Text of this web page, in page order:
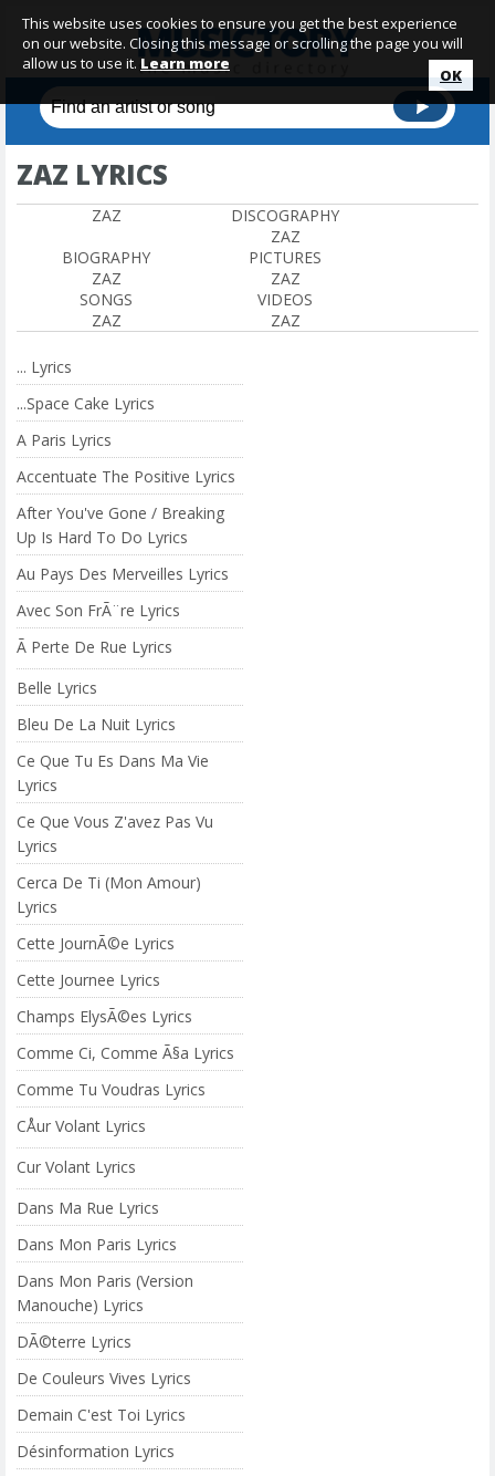
ZAZ LYRICS
ZAZ
DISCOGRAPHY
ZAZ
BIOGRAPHY
ZAZ
PICTURES
ZAZ
SONGS
ZAZ
VIDEOS
ZAZ
... Lyrics
...Space Cake Lyrics
A Paris Lyrics
Accentuate The Positive Lyrics
After You've Gone / Breaking
Up Is Hard To Do Lyrics
Au Pays Des Merveilles Lyrics
Avec Son FrÃ¨re Lyrics
Ã Perte De Rue Lyrics
Belle Lyrics
Bleu De La Nuit Lyrics
Ce Que Tu Es Dans Ma Vie
Lyrics
Ce Que Vous Z'avez Pas Vu
Lyrics
Cerca De Ti (Mon Amour)
Lyrics
Cette JournÃ©e Lyrics
Cette Journee Lyrics
Champs ElysÃ©es Lyrics
Comme Ci, Comme Ã§a Lyrics
Comme Tu Voudras Lyrics
CÅur Volant Lyrics
Cur Volant Lyrics
Dans Ma Rue Lyrics
Dans Mon Paris Lyrics
Dans Mon Paris (Version
Manouche) Lyrics
DÃ©terre Lyrics
De Couleurs Vives Lyrics
Demain C'est Toi Lyrics
Désinformation Lyrics
This website uses cookies to ensure you get the best experience
on our website. Closing this message or scrolling the page you will
allow us to use it. Learn more
OK